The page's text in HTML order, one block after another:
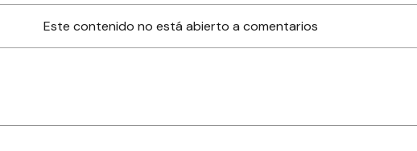
Este contenido no está abierto a comentarios